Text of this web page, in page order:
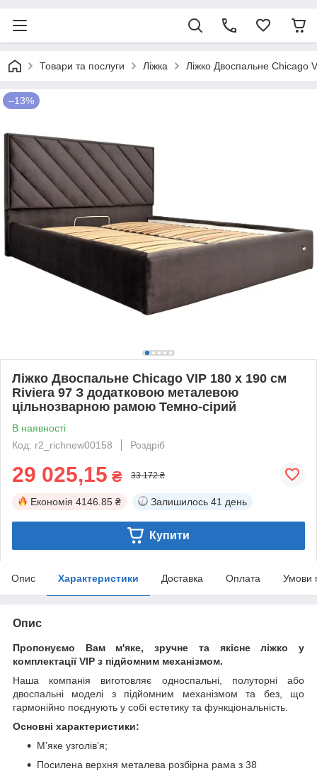
Товари та послуги Ліжка Ліжко Двоспальне Chicago
–13%
Ліжко Двоспальне Chicago VIP 180 х 190 см
Riviera 97 З додатковою металевою
цільнозварною рамою Темно-сірий
В наявності
Код: r2_richnew00158
Роздріб
29 025,15 ₴ 33 172 ₴
Економія 4146.85 ₴ Залишилось 41 день
Купити
Опис Характеристики Доставка Оплата Умови
Опис
Пропонуємо Вам м'яке, зручне та якiсне ліжко у
комплектації VIP з підйомним механізмом.
Наша компанія виготовляє односпальні, полуторні або
двоспальні моделі з підйомним механізмом та без, що
гармонійно поєднують у собі естетику та функціональність.
Основні характеристики:
М’яке узголів’я;
Посилена верхня металева розбірна рама з 38